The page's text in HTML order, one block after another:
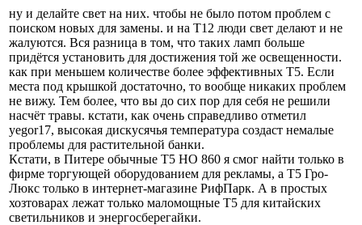
ну и делайте свет на них. чтобы не было потом проблем с
поиском новых для замены. и на Т12 люди свет делают и не
жалуются. Вся разница в том, что таких ламп больше
придётся установить для достижения той же освещенности.
как при меньшем количестве более эффективных Т5. Если
места под крышкой достаточно, то вообще никаких проблем
не вижу. Тем более, что вы до сих пор для себя не решили
насчёт травы. кстати, как очень справедливо отметил
yegor17, высокая дискусячья температура создаст немалые
проблемы для растительной банки.
Кстати, в Питере обычные Т5 НО 860 я смог найти только в
фирме торгующей оборудованием для рекламы, а Т5 Гро-
Люкс только в интернет-магазине РифПарк. А в простых
хозтоварах лежат только маломощные Т5 для китайских
светильников и энергосберегайки.